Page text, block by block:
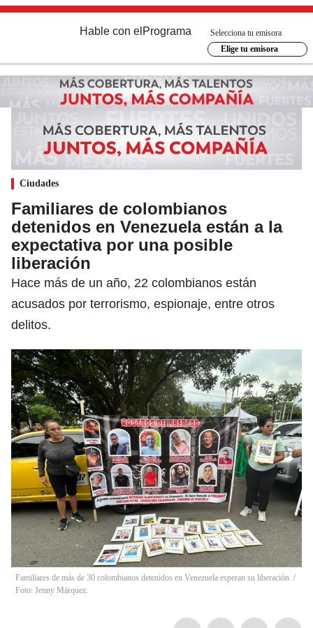
Hable con el Programa
Selecciona tu emisora
Elige tu emisora
Ciudades
Familiares de colombianos
detenidos en Venezuela están a la
expectativa por una posible
liberación
Hace más de un año, 22 colombianos están
acusados por terrorismo, espionaje, entre otros
delitos.
Familiares de más de 30 colombianos detenidos en Venezuela esperan su liberación. /
Foto: Jenny Márquez.